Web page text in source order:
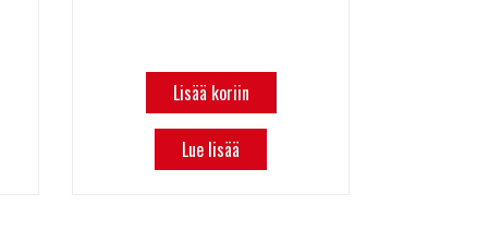
Lisää koriin
Lue lisää